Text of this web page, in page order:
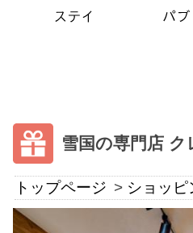
雪国の専門店
トップページ ショッピ